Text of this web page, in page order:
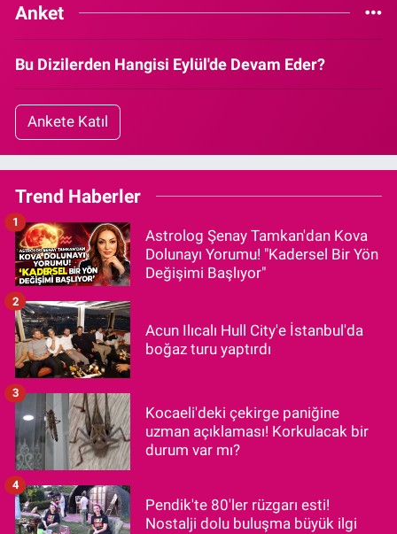
Anket
Bu Dizilerden Hangisi Eylül'de Devam Eder?
Ankete Katıl
Trend Haberler
Astrolog Şenay Tamkan'dan Kova
Dolunayı Yorumu! "Kadersel Bir Yön
Değişimi Başlıyor"
1
Acun Ilıcalı Hull City'e İstanbul'da
boğaz turu yaptırdı
2
Kocaeli'deki çekirge paniğine
uzman açıklaması! Korkulacak bir
durum var mı?
3
Pendik'te 80'ler rüzgarı esti!
Nostalji dolu buluşma büyük ilgi
4